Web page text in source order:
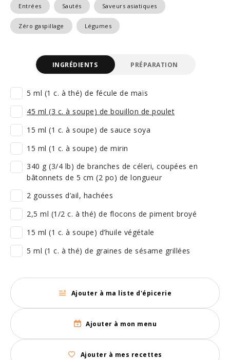
Entrées Sautés Saveurs asiatiques
Zéro gaspillage Légumes
INGRÉDIENTS PRÉPARATION
5 ml (1 c. à thé) de fécule de maïs
45 ml (3 c. à soupe) de bouillon de poulet
15 ml (1 c. à soupe) de sauce soya
15 ml (1 c. à soupe) de mirin
340 g (3/4 lb) de branches de céleri, coupées en
bâtonnets de 5 cm (2 po) de longueur
2 gousses d’ail, hachées
2,5 ml (1/2 c. à thé) de flocons de piment broyé
15 ml (1 c. à soupe) d’huile végétale
5 ml (1 c. à thé) de graines de sésame grillées
Ajouter à ma liste d'épicerie
Ajouter à mon menu
Ajouter à mes recettes